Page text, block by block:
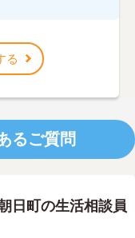
る
るご質問
日町の生活相談員